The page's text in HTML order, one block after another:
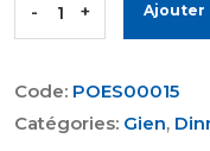
- + Ajouter
Code: POES00015
Catégories: Gien,